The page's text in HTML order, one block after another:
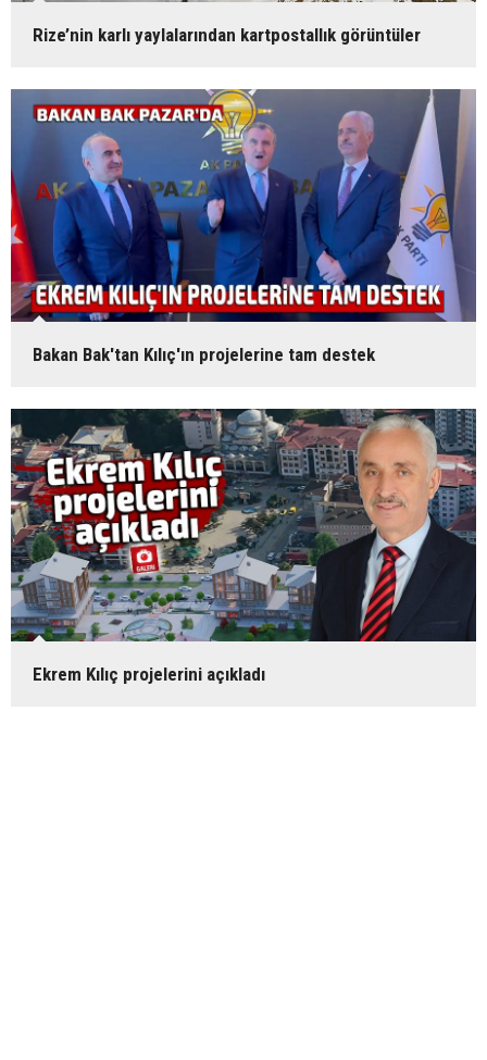
Rize’nin karlı yaylalarından kartpostallık görüntüler
Bakan Bak'tan Kılıç'ın projelerine tam destek
Ekrem Kılıç projelerini açıkladı